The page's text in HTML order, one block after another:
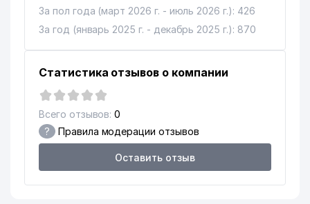
За пол года (март 2026 г. - июль 2026 г.): 426
За год (январь 2025 г. - декабрь 2025 г.): 870
Статистика отзывов о компании
Всего отзывов: 0
? Правила модерации отзывов
Оставить отзыв